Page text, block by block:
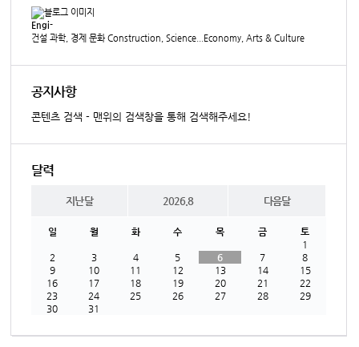
Engi-
건설 과학, 경제 문화 Construction, Science...Economy, Arts & Culture
공지사항
콘텐츠 검색 - 맨위의 검색창을 통해 검색해주세요!
달력
지난달 2026.8 다음달
일 월 화 수 목 금
토
1
2
3 4 5 6 7
8
9
10 11 12 13 14
15
16
17 18 19 20 21
22
23
24 25 26 27 28
29
30
31